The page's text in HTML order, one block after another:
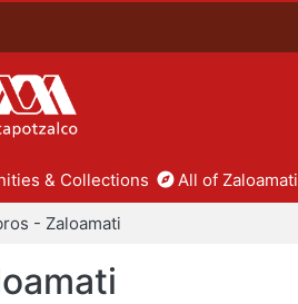
& Collections All of Zaloamati
- Zaloamati